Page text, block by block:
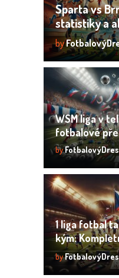
Sparta vs
statistiky a
by
WSM liga v
fotbalové
by
1 liga fotbal
kým:
výsledků
by